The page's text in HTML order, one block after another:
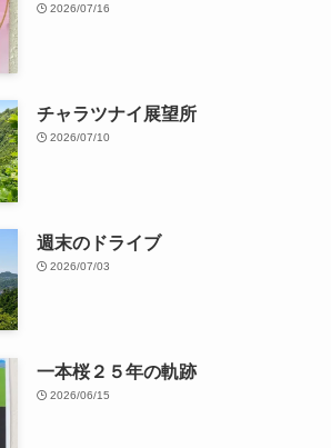
2026/07/16
チャラツナイ展望所
2026/07/10
週末のドライブ
2026/07/03
一本桜２５年の軌跡
2026/06/15